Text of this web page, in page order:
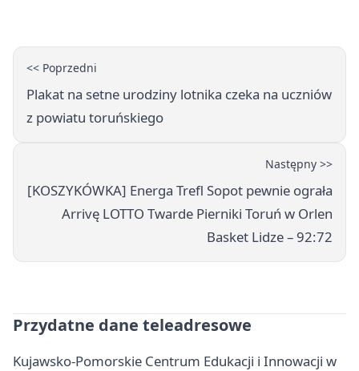
<< Poprzedni
Plakat na setne urodziny lotnika czeka na uczniów
z powiatu toruńskiego
Następny >>
[KOSZYKÓWKA] Energa Trefl Sopot pewnie ograła
Arrivę LOTTO Twarde Pierniki Toruń w Orlen
Basket Lidze – 92:72
Przydatne dane teleadresowe
Kujawsko-Pomorskie Centrum Edukacji i Innowacji w